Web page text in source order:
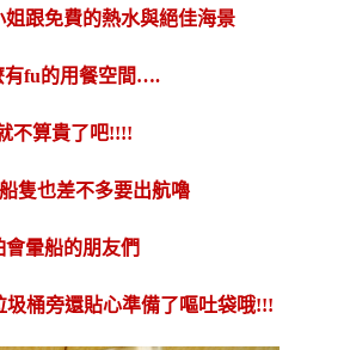
跟免費的熱水與絕佳海景
有fu的用餐空間….
不算貴了吧!!!!
隻也差不多要出航嚕
會暈船的朋友們
桶旁還貼心準備了嘔吐袋哦!!!